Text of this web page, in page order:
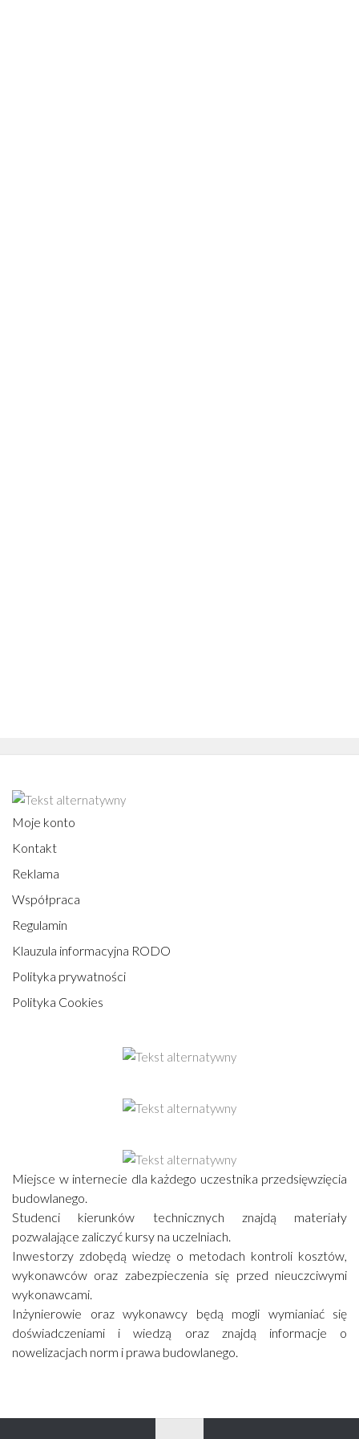
Moje konto
Kontakt
Reklama
Współpraca
Regulamin
Klauzula informacyjna RODO
Polityka prywatności
Polityka Cookies
Miejsce w internecie dla każdego uczestnika przedsięwzięcia
budowlanego.
Studenci kierunków technicznych znajdą materiały
pozwalające zaliczyć kursy na uczelniach.
Inwestorzy zdobędą wiedzę o metodach kontroli kosztów,
wykonawców oraz zabezpieczenia się przed nieuczciwymi
wykonawcami.
Inżynierowie oraz wykonawcy będą mogli wymianiać się
doświadczeniami i wiedzą oraz znajdą informacje o
nowelizacjach norm i prawa budowlanego.